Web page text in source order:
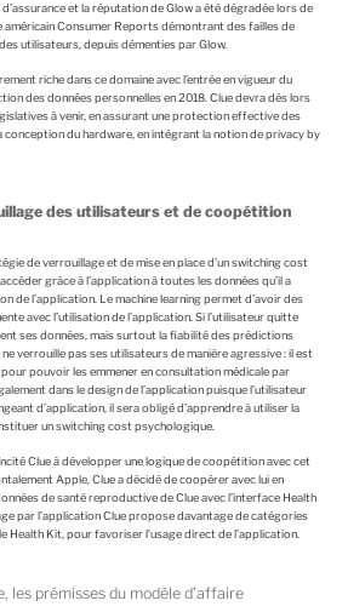
et la réputation de Glow a été dégradée lors de
américain Consumer Reports démontrant des failles de
utilisateurs, depuis démenties par Glow.
riche dans ce domaine avec l’entrée en vigueur du
des données personnelles en 2018. Clue devra dès lors
à venir, en assurant une protection effective des
conception du hardware, en intégrant la notion de privacy by
des utilisateurs et de coopétition
de verrouillage et de mise en place d’un switching cost
grâce à l’application à toutes les données qu’il a
de l’application. Le machine learning permet d’avoir des
avec l’utilisation de l’application. Si l’utilisateur quitte
ses données, mais surtout la fiabilité des prédictions
verrouille pas ses utilisateurs de manière agressive : il est
pouvoir les emmener en consultation médicale par
dans le design de l’application puisque l’utilisateur
d’application, il sera obligé d’apprendre à utiliser la
un switching cost psychologique.
incité Clue à développer une logique de coopétition avec cet
Apple, Clue a décidé de coopérer avec lui en
de santé reproductive de Clue avec l’interface Health
par l’application Clue propose davantage de catégories
Health Kit, pour favoriser l’usage direct de l’application.
les prémisses du modèle d’affaire